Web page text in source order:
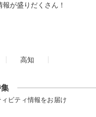
が盛りだくさん！
高知
ビティ情報をお届け